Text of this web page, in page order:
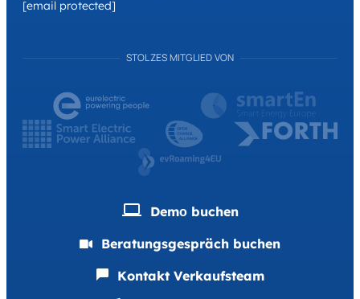
[email protected]
STOLZES MITGLIED VON
Demо buchen
Beratungsgespräch buchen
Kontakt Verkaufsteam